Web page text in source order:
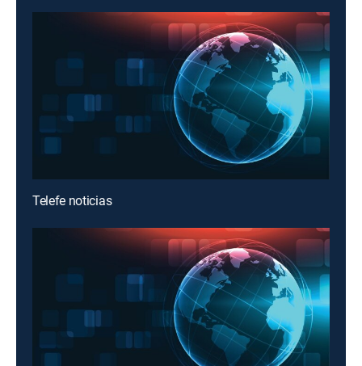
Telefe noticias